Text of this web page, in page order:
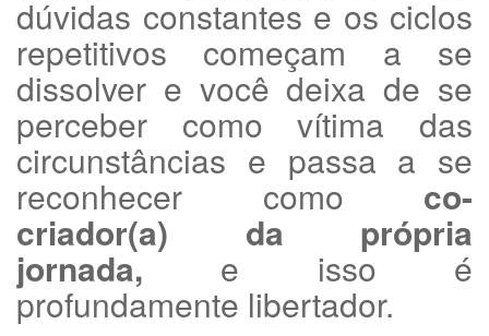
dúvidas constantes e os ciclos
repetitivos começam a se
dissolver e você deixa de se
perceber como vítima das
circunstâncias e passa a se
reconhecer como co-
criador(a) da própria
jornada, e isso é
profundamente libertador.